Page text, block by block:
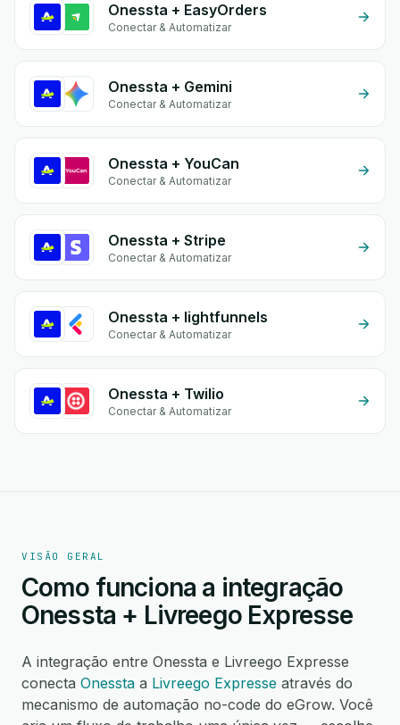
Onessta + EasyOrders
Conectar & Automatizar
Onessta + Gemini
Conectar & Automatizar
Onessta + YouCan
Conectar & Automatizar
Onessta + Stripe
Conectar & Automatizar
Onessta + lightfunnels
Conectar & Automatizar
Onessta + Twilio
Conectar & Automatizar
VISÃO GERAL
Como funciona a integração
Onessta + Livreego Expresse
A integração entre Onessta e Livreego Expresse
conecta Onessta a Livreego Expresse através do
mecanismo de automação no-code do eGrow. Você